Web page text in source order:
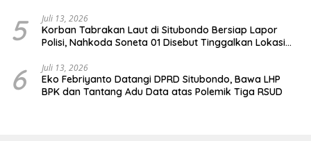
5 Juli 13, 2026
Korban Tabrakan Laut di Situbondo Bersiap Lapor
Polisi, Nahkoda Soneta 01 Disebut Tinggalkan Lokasi
6 Juli 13, 2026
Eko Febriyanto Datangi DPRD Situbondo, Bawa LHP
BPK dan Tantang Adu Data atas Polemik Tiga RSUD